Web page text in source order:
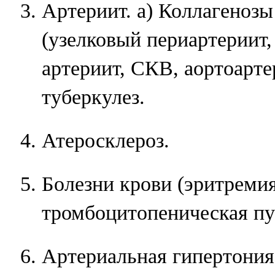
Артериит. а)
(узелковый
артериит, СКВ,
туберкулез.
Атеросклероз.
Болезни крови
тромбоцитопеническая
Артериальная